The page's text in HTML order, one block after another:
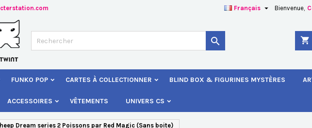
Bienvenue,
Français 
shopping_cart

FUNKO POP CARTES À COLLECTIONNER BLIND BOX & FIGURINES MYSTÈRES
ACCESSOIRES VÊTEMENTS UNIVERS CS
Dream series 2 Poissons par Red Magic (Sans boite)
Ajouter à ma liste d'envies
Créer une nouvelle liste
Créer une liste d'envies
Nom de la liste d'envies
Connexion
Vous devez être connecté pour ajouter des produits à votre liste d'envies.
Annuler Connexion